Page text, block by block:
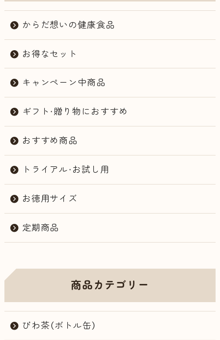
からだ想いの健康食品
お得なセット
キャンペーン中商品
ギフト・贈り物におすすめ
おすすめ商品
トライアル・お試し用
お徳用サイズ
定期商品
商品カテゴリー
びわ茶（ボトル缶）